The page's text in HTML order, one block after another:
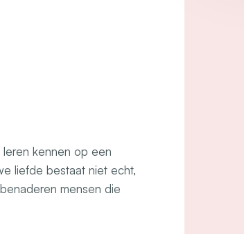
kennen op een
liefde bestaat niet echt,
mensen die